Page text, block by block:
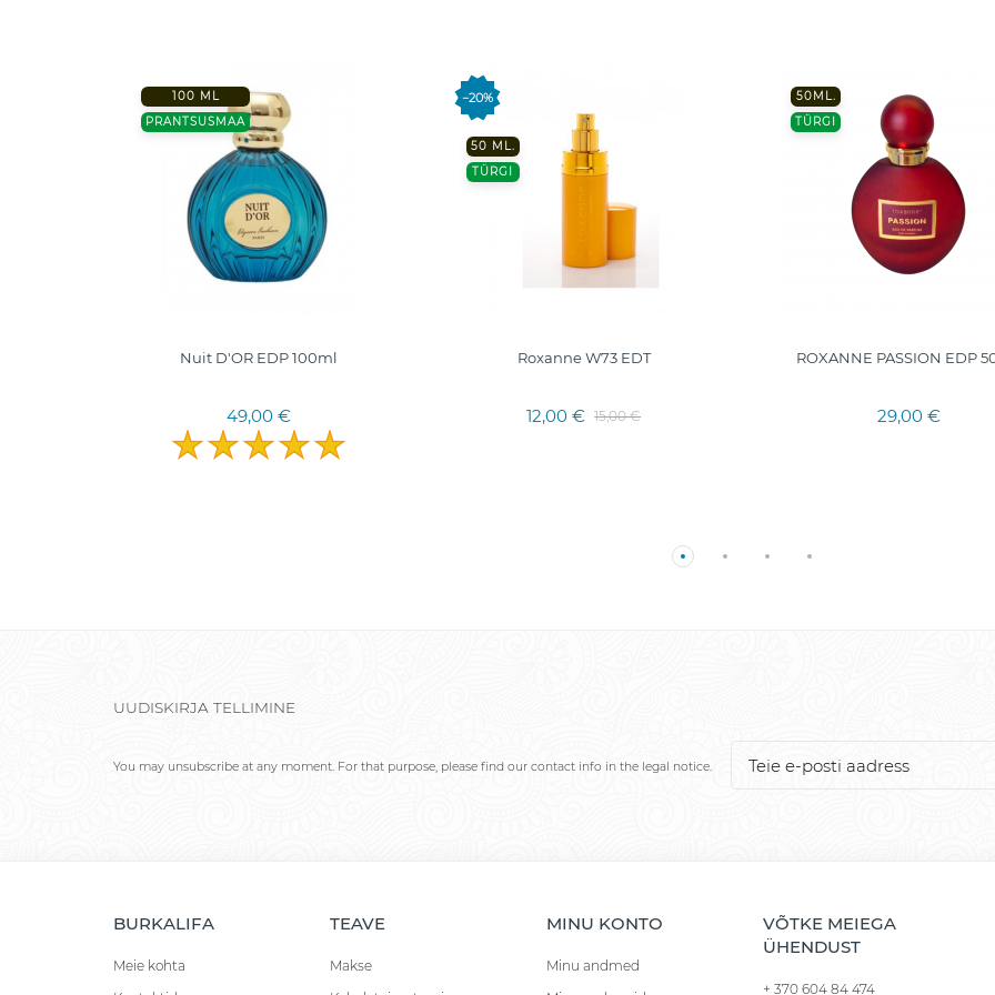
100 ML
PRANTSUSMAA
Nuit D'OR EDP 100ml
49,00 €
−20%
50 ML.
TÜRGI
Roxanne W73 EDT
12,00 € 15,00 €
50ML.
TÜRGI
ROXANNE PASSION EDP
29,00 €
UUDISKIRJA TELLIMINE
You may unsubscribe at any moment. For that purpose, please find our contact info in the legal notice.
BURKALIFA
Meie kohta
TEAVE
Makse
MINU KONTO
Minu andmed
VÕTKE MEIEGA
ÜHENDUST
+ 370 604 84 474